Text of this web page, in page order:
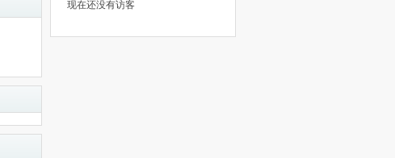
现在还没有访客